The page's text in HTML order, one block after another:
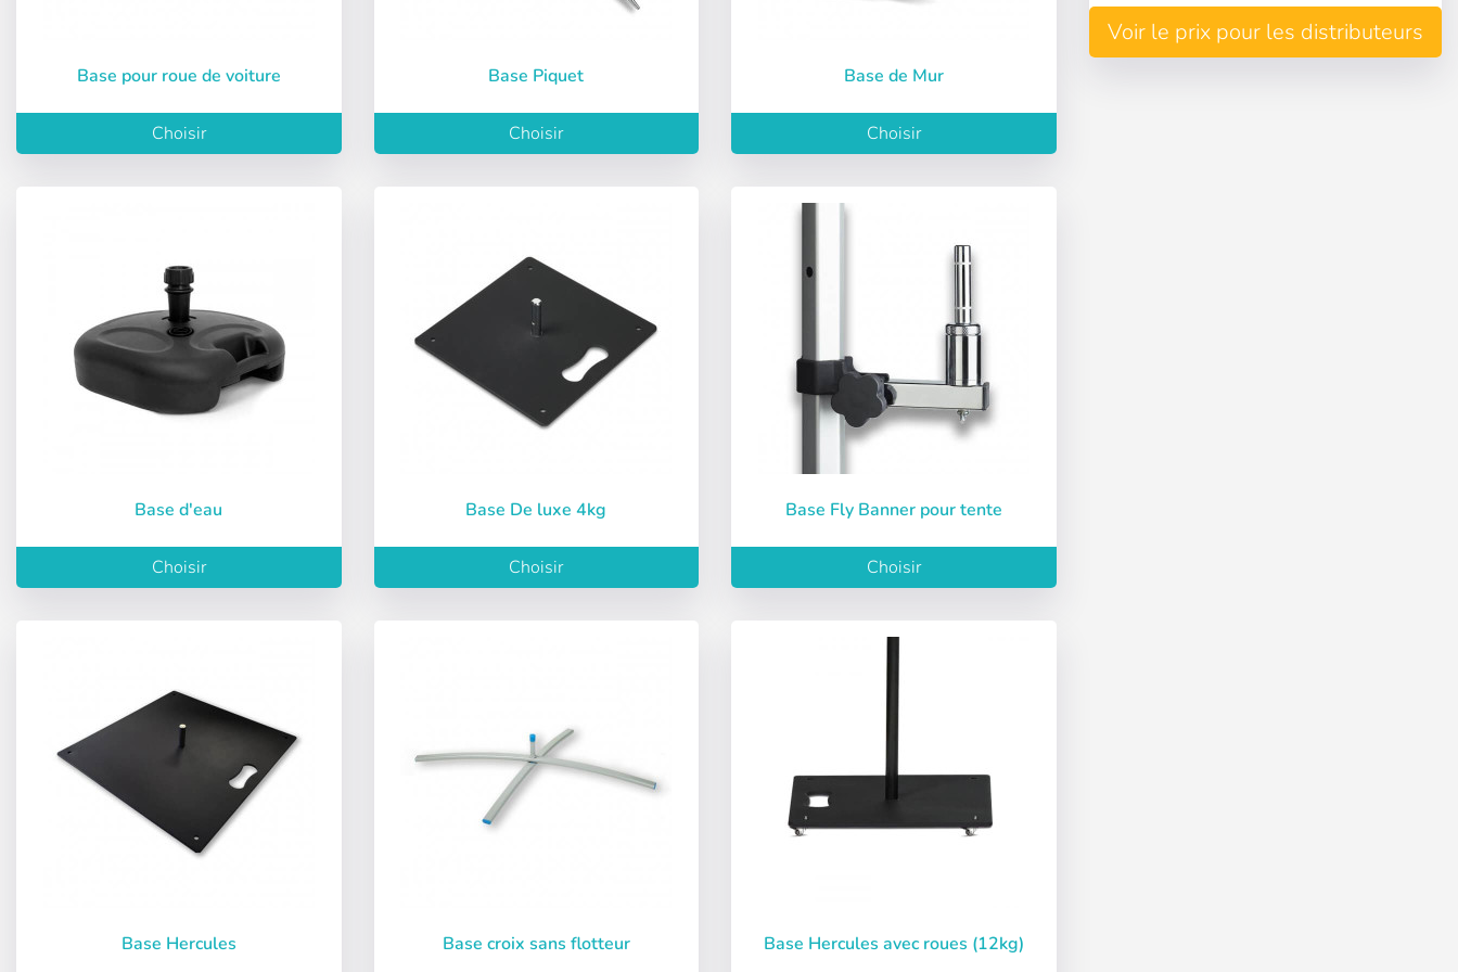
Base pour roue de voiture
Choisir
Base Piquet
Choisir
Base de Mur
Choisir
Base d'eau
Choisir
Base De luxe 4kg
Choisir
Base Fly Banner pour tente
Choisir
Base Hercules Base croix sans flotteur Base Hercules avec roues (12kg)
Voir le prix pour les distributeurs